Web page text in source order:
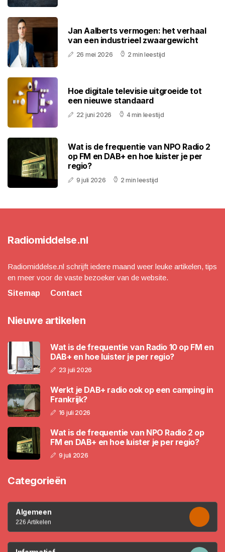
Jan Aalberts vermogen: het verhaal
van een industrieel zwaargewicht
26 mei 2026 2 min leestijd
Hoe digitale televisie uitgroeide tot
een nieuwe standaard
22 juni 2026 4 min leestijd
Wat is de frequentie van NPO Radio 2
op FM en DAB+ en hoe luister je per
regio?
9 juli 2026 2 min leestijd
Radiomiddelse.nl
Radiomiddelse.nl schrijft iedere maand weer leuke artikelen, tips
en meer voor de vaste bezoeker van de website.
Sitemap
Contact
Nieuwe artikelen
Wat is de frequentie van Radio 10 op FM en
DAB+ en hoe luister je per regio?
23 juli 2026
Werkt je DAB+ radio ook op een camping in
Frankrijk?
16 juli 2026
Wat is de frequentie van NPO Radio 2 op
FM en DAB+ en hoe luister je per regio?
9 juli 2026
Categorieën
Algemeen
226 Artikelen